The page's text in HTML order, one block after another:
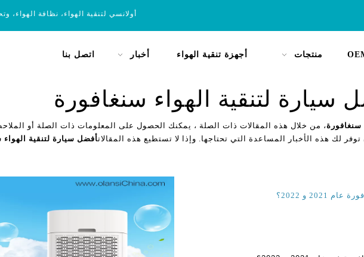
أولانسي لتنقية الهواء، نظافة
منتجات أجهزة تنقية الهواء أخبار اتصل بنا
سيارة لتنقية الهواء سنغافورة
سنغافورة، من خلال هذه المقالات ذات الصلة ، يمكنك الحصول على المعلومات ذات الصلة أو
لك هذه الأخبار المساعدة التي تحتاجها. وإذا لا تستطيع هذه المقالاتأفضل سيارة لتنقية الهواء
و 2022؟